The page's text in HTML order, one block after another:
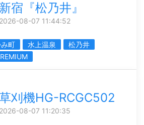
新宿『松乃井』
2026-08-07 11:44:52
町 水上温泉
松乃井
刈機HG-RCGC502
2026-08-07 11:20:35